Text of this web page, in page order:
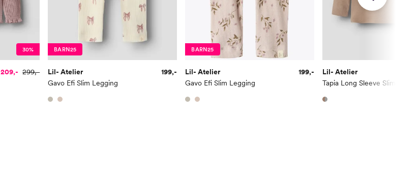
30%
209,- 299,-
BARN25
Lil- Atelier
Gavo Efi Slim Legging
199,-
BARN25
Lil- Atelier
Gavo Efi Slim Legging
199,-
Lil- Atelier
Tapia Long Sleeve Slim Top